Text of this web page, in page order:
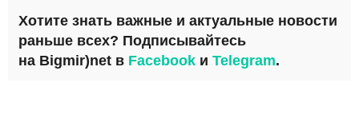
Хотите знать важные и актуальные новости
раньше всех? Подписывайтесь
на Bigmir)net в Facebook и Telegram.